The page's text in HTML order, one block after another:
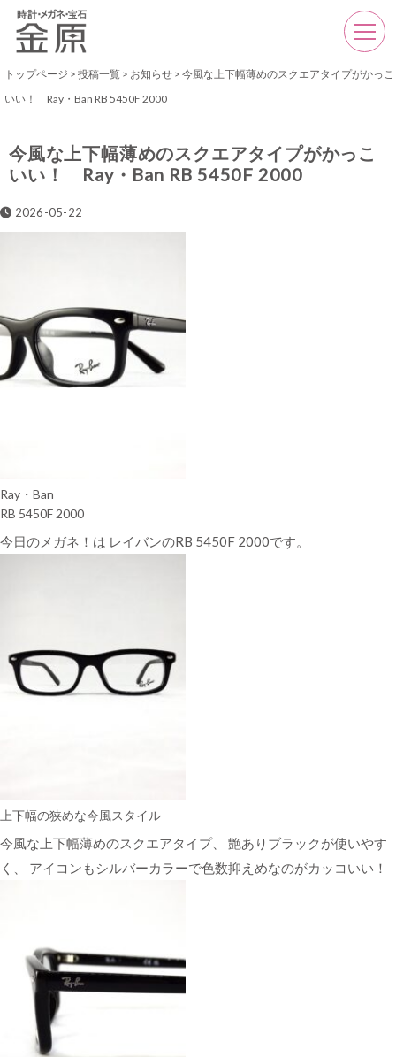
トップページ > 投稿一覧 > お知らせ > 今風な上下幅薄めのスクエアタイプがかっこ
いい！ Ray・Ban RB 5450F 2000
今風な上下幅薄めのスクエアタイプがかっこ
いい！ Ray・Ban RB 5450F 2000
2026-05-22
Ray・Ban
RB 5450F 2000
今日のメガネ！は レイバンのRB 5450F 2000です。
上下幅の狭めな今風スタイル
今風な上下幅薄めのスクエアタイプ、 艶ありブラックが使いやす
く、 アイコンもシルバーカラーで色数抑えめなのがカッコいい！